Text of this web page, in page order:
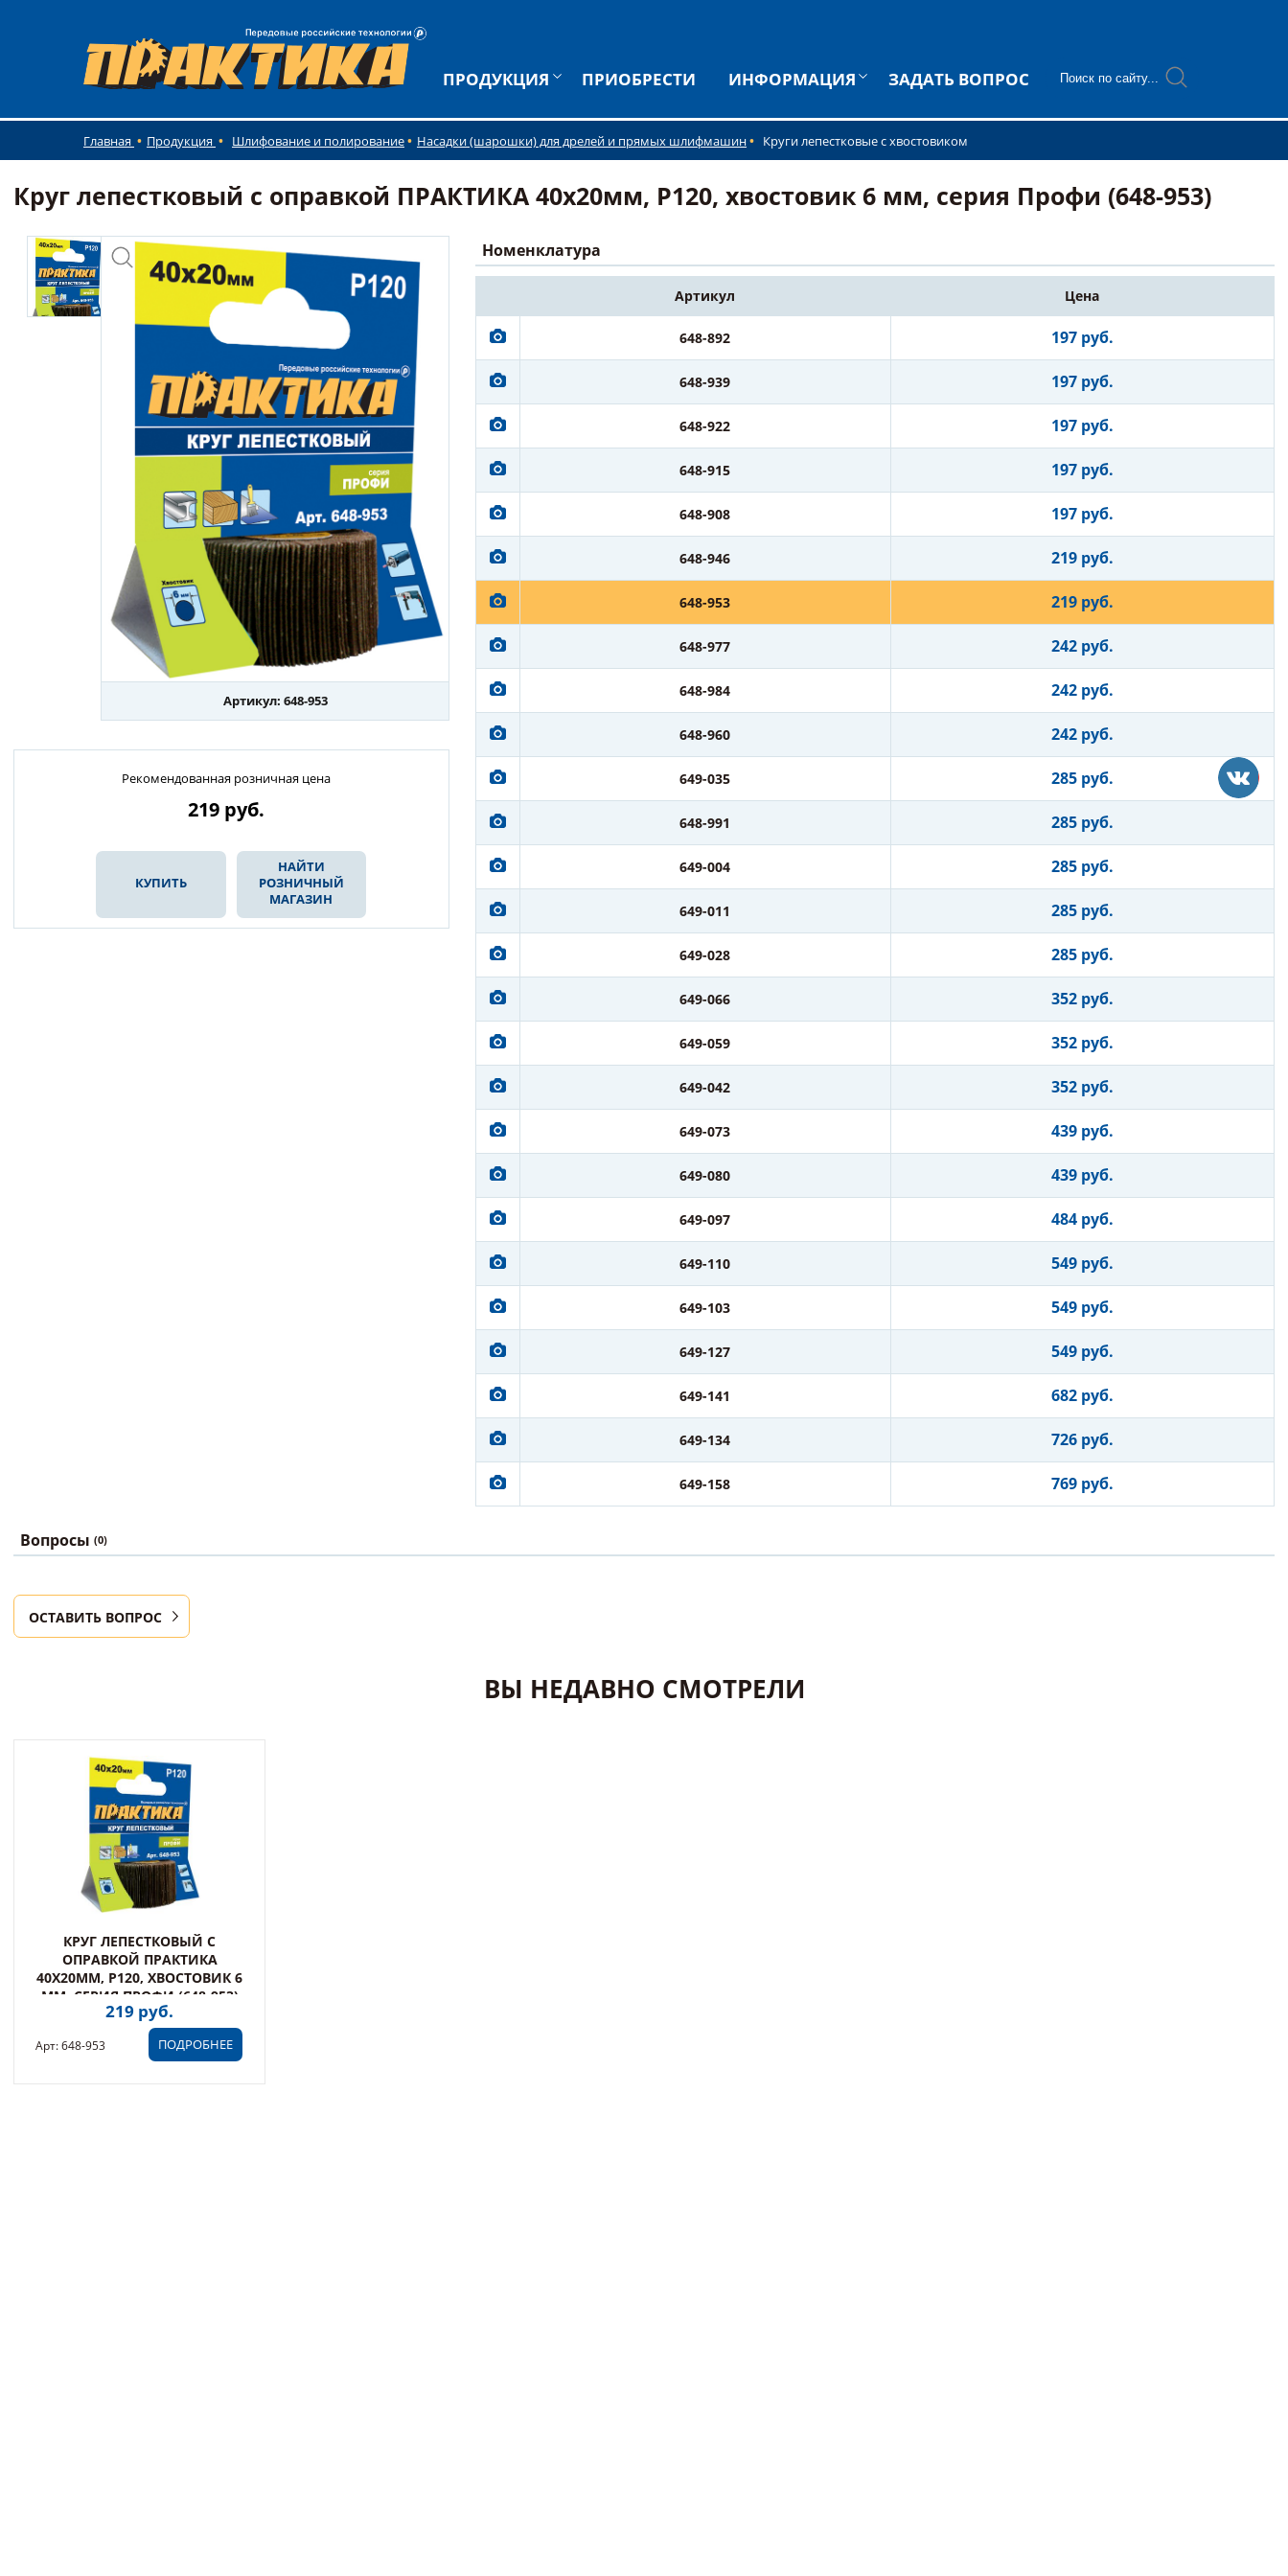
ПРОДУКЦИЯ ПРИОБРЕСТИ ИНФОРМАЦИЯ ЗАДАТЬ ВОПРОС
Главная Продукция Шлифование и полирование Насадки (шарошки) для дрелей и прямых шлифмашин Круги лепестковые с хвостовиком
Круг лепестковый с оправкой ПРАКТИКА 40х20мм, P120, хвостовик 6 мм, серия Профи (648-953)
Артикул: 648-953
Рекомендованная розничная цена
219 руб.
КУПИТЬ
НАЙТИ
РОЗНИЧНЫЙ
МАГАЗИН
Номенклатура
Артикул Цена
648-892 197 руб.
648-939 197 руб.
648-922 197 руб.
648-915 197 руб.
648-908 197 руб.
648-946 219 руб.
648-953 219 руб.
648-977 242 руб.
648-984 242 руб.
648-960 242 руб.
649-035 285 руб.
648-991 285 руб.
649-004 285 руб.
649-011 285 руб.
649-028 285 руб.
649-066 352 руб.
649-059 352 руб.
649-042 352 руб.
649-073 439 руб.
649-080 439 руб.
649-097 484 руб.
649-110 549 руб.
649-103 549 руб.
649-127 549 руб.
649-141 682 руб.
649-134 726 руб.
649-158 769 руб.
Вопросы (0)
ОСТАВИТЬ ВОПРОС
ВЫ НЕДАВНО СМОТРЕЛИ
КРУГ ЛЕПЕСТКОВЫЙ С
ОПРАВКОЙ ПРАКТИКА
40Х20ММ, P120, ХВОСТОВИК 6
ММ, СЕРИЯ ПРОФИ (648-953)
219 руб.
ПОДРОБНЕЕ
Арт: 648-953